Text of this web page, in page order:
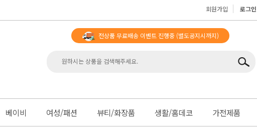
회원가입 로그인
전상품 무료배송 이벤트 진행중 (별도공지시까지)
베이비 여성/패션 뷰티/화장품 생활/홈데코 가전제품
맨